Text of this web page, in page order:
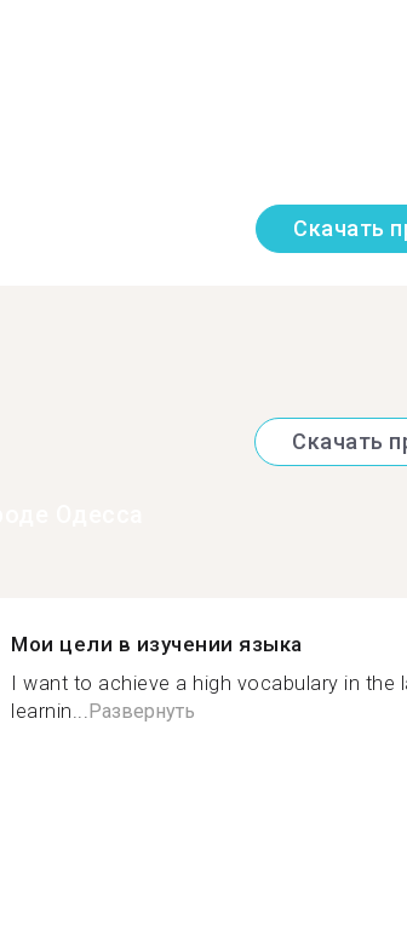
Скачать
Скачать
Мои цели в изучении языка
I want to achieve a high vocabulary in the
learnin... Развернуть